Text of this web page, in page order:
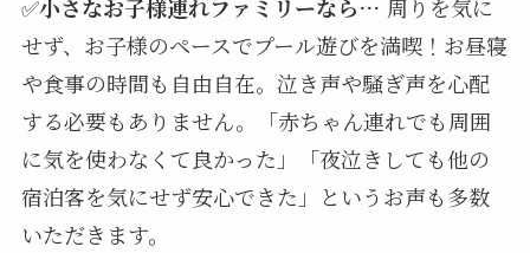
✅小さなお子様連れファミリーなら… 周りを気に
せず、お子様のペースでプール遊びを満喫！お昼寝
や食事の時間も自由自在。泣き声や騒ぎ声を心配
する必要もありません。「赤ちゃん連れでも周囲
に気を使わなくて良かった」「夜泣きしても他の
宿泊客を気にせず安心できた」というお声も多数
いただきます。